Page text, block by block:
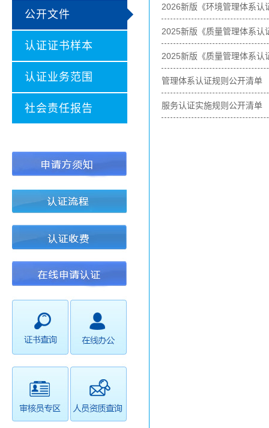
公开文件
认证证书样本
认证业务范围
社会责任报告
2026新版《环境管理体系认
2025新版《质量管理体系认
2025新版《质量管理体系
管理体系认证规则公开清单
服务认证实施规则公开清单